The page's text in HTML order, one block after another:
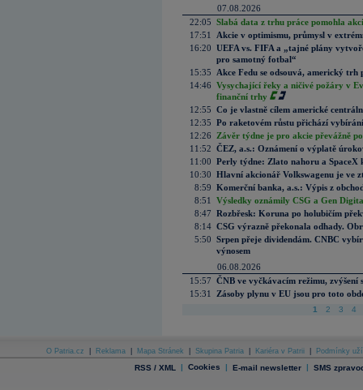
07.08.2026
22:05 Slabá data z trhu práce pomohla
17:51
Akcie v optimismu, průmysl v
16:20 UEFA vs. FIFA a „tajné plány
pro samotný fotbal“
15:35
Akce Fedu se odsouvá, americký
14:46 Vysychající řeky a ničivé požáry v
finanční trhy
12:55 Co je vlastně cílem americké
12:35 Po raketovém růstu přichází
12:26
Závěr týdne je pro akcie převážně
11:52 ČEZ, a.s.: Oznámení o výplatě
11:00 Perly týdne: Zlato nahoru a SpaceX
10:30 Hlavní akcionář Volkswagenu je ve
8:59 Komerční banka, a.s.: Výpis z
8:51
Výsledky oznámily CSG a Gen
8:47 Rozbřesk: Koruna po holubičím
8:14 CSG výrazně překonala odhady.
5:50 Srpen přeje dividendám. CNBC
výnosem
06.08.2026
15:57 ČNB ve vyčkávacím režimu, zvýšení
15:31
Zásoby plynu v EU jsou pro toto
1 2 3 4
O Patria.cz Reklama Mapa Stránek Skupina Patria Kariéra v Patrii Podmínky
RSS / XML | Cookies | E-mail newsletter | SMS